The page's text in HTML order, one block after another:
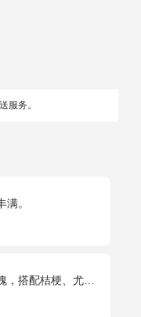
服务。
。
配桔梗、尤加利叶